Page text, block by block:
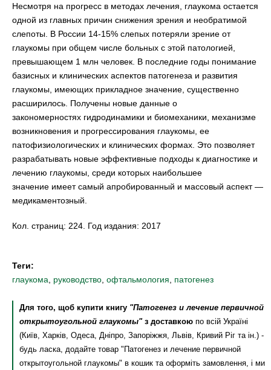
Несмотря на прогресс в методах лечения, глаукома остается
одной из главных причин снижения зрения и необратимой
слепоты. В России 14-15% слепых потеряли зрение от
глаукомы при общем числе больных с этой патологией,
превышающем 1 млн человек. В последние годы понимание
базисных и клинических аспектов патогенеза и развития
глаукомы, имеющих прикладное значение, существенно
расширилось. Получены новые данные о
закономерностях гидродинамики и биомеханики, механизме
возникновения и прогрессирования глаукомы, ее
патофизиологических и клинических формах. Это позволяет
разрабатывать новые эффективные подходы к диагностике и
лечению глаукомы, среди которых наибольшее
значение имеет самый апробированный и массовый аспект —
медикаментозный.
Кол. страниц: 224. Год издания: 2017
Теги:
глаукома
руководство офтальмология патогенез
Для того, щоб купити книгу "Патогенез и лечение первичной
открытоугольной глаукомы"з доставкою по всій Україні
(Київ, Харків, Одеса, Дніпро, Запоріжжя, Львів, Кривий Ріг та ін.) -
будь ласка, додайте товар "Патогенез и лечение первичной
открытоугольной глаукомы" в кошик та оформіть замовлення, і ми